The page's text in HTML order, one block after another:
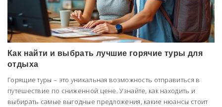
Как найти и выбрать лучшие горячие туры для
отдыха
Горящие туры – это уникальная возможность отправиться в
путешествие по сниженной цене. Узнайте, как находить и
выбирать самые выгодные предложения, какие нюансы стоит